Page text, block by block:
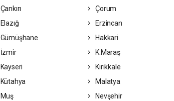
Çankırı Çorum
Elazığ Erzincan
Gümüşhane Hakkari
İzmir K.Maraş
Kayseri Kırıkkale
Kütahya Malatya
Muş Nevşehir